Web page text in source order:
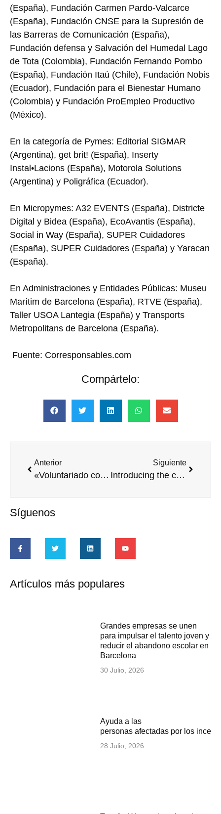
(España), Fundación Carmen Pardo-Valcarce
(España), Fundación CNSE para la Supresión de
las Barreras de Comunicación (España),
Fundación defensa y Salvación del Humedal Lago
de Tota (Colombia), Fundación Fernando Pombo
(España), Fundación Itaú (Chile), Fundación Nobis
(Ecuador), Fundación para el Bienestar Humano
(Colombia) y Fundación ProEmpleo Productivo
(México).
En la categoría de Pymes: Editorial SIGMAR
(Argentina), get brit! (España), Inserty
Instal•Lacions (España), Motorola Solutions
(Argentina) y Poligráfica (Ecuador).
En Micropymes: A32 EVENTS (España), Districte
Digital y Bidea (España), EcoAvantis (España),
Social in Way (España), SUPER Cuidadores
(España), SUPER Cuidadores (España) y Yaracan
(España).
En Administraciones y Entidades Públicas: Museu
Marítim de Barcelona (España), RTVE (España),
Taller USOA Lantegia (España) y Transports
Metropolitans de Barcelona (España).
Fuente: Corresponsables.com
Compártelo:
Anterior
«Voluntariado corporativo: basta de malgastar recursos (II)», por Antonio Vives
Siguiente
Introducing the corporate volunteering perspective in the UN Private Sector Forum 2015
Síguenos
Artículos más populares
Grandes empresas se unen
para impulsar el talento joven y
reducir el abandono escolar en
Barcelona
30 Julio, 2026
Ayuda a las
personas afectadas por los
28 Julio, 2026